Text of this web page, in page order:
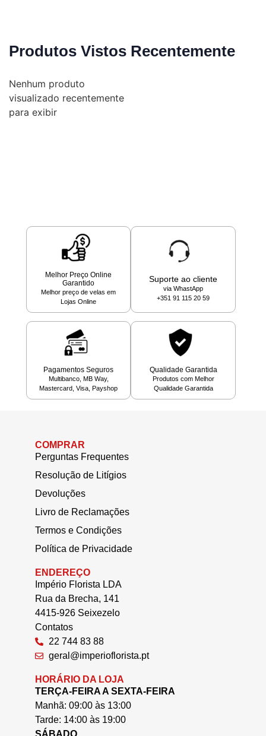
Produtos Vistos Recentemente
Nenhum produto
visualizado recentemente
para exibir
Melhor Preço Online
Garantido
Melhor preço de velas em
Lojas Online
Suporte ao cliente
via WhastApp
+351 91 115 20 59
Pagamentos Seguros
Multibanco, MB Way,
Mastercard, Visa, Payshop
Qualidade Garantida
Produtos com Melhor
Qualidade Garantida
COMPRAR
Perguntas Frequentes
Resolução de Litígios
Devoluções
Livro de Reclamações
Termos e Condições
Política de Privacidade
ENDEREÇO
Império Florista LDA
Rua da Brecha, 141
4415-926 Seixezelo
Contatos
22 744 83 88
geral@imperioflorista.pt
HORÁRIO DA LOJA
TERÇA-FEIRA A SEXTA-FEIRA
Manhã: 09:00 às 13:00
Tarde: 14:00 às 19:00